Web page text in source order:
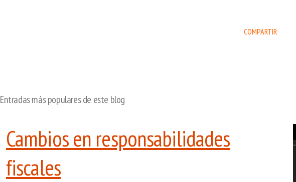
COMPARTIR
Entradas más populares de este blog
Cambios en responsabilidades
fiscales